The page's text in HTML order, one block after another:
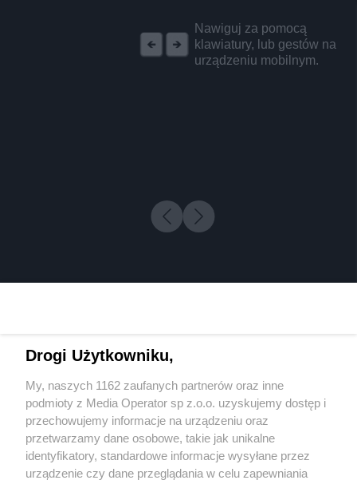
Nawiguj za pomocą
klawiatury, lub gestów na
urządzeniu mobilnym.
Wydawca mediów lokalnych
Drogi Użytkowniku,
My, naszych 1162 zaufanych partnerów oraz inne
podmioty z Media Operator sp z.o.o. uzyskujemy dostęp i
przechowujemy informacje na urządzeniu oraz
przetwarzamy dane osobowe, takie jak unikalne
identyfikatory, standardowe informacje wysyłane przez
urządzenie czy dane przeglądania w celu zapewniania